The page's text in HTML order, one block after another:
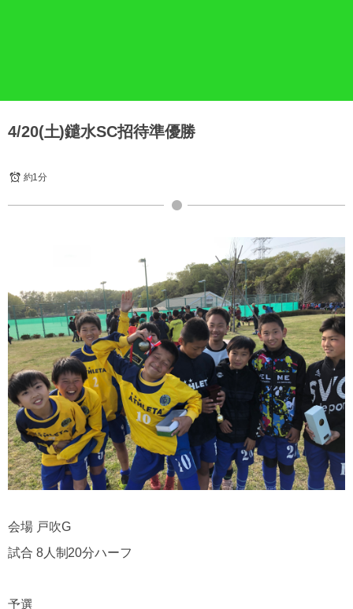
4/20(土)鑓水SC招待準優勝
約1分
会場 戸吹G
試合 8人制20分ハーフ
予選